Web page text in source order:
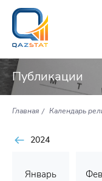
Публикации
Главная Календарь
2024
Январь